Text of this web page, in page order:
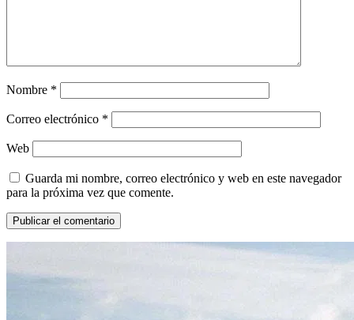
Nombre *
Correo electrónico *
Web
Guarda mi nombre, correo electrónico y web en este navegador
para la próxima vez que comente.